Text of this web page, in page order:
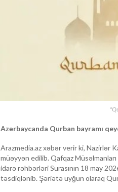
Azərbaycanda Qurban bayramı
Arazmedia.az xəbər verir ki, Nazirlər
müəyyən edilib. Qafqaz
idarə rəhbərləri Surasının 18 may
təsdiqlənib. Şəriətə uyğun olaraq